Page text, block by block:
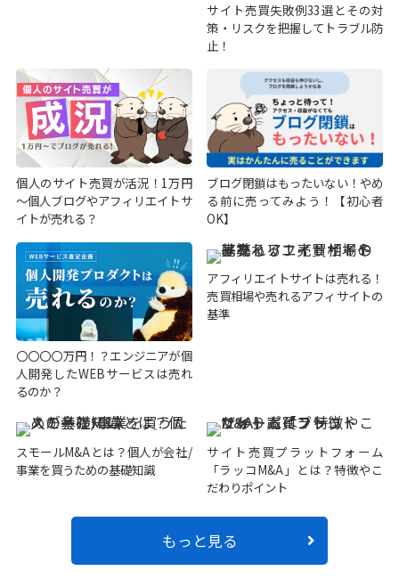
サイト売買失敗例33選とその対
策・リスクを把握してトラブル防
止！
個人のサイト売買が活況！1万円
～個人ブログやアフィリエイトサ
イトが売れる？
ブログ閉鎖はもったいない！やめ
る前に売ってみよう！【初心者
OK】
〇〇〇〇万円！？エンジニアが個
人開発したWEBサービスは売れ
るのか？
アフィリエイトサイトは売れる！
売買相場や売れるアフィサイトの
基準
スモールM&Aとは？個人が会社/
事業を買うための基礎知識
サイト売買プラットフォーム
「ラッコM&A」とは？特徴やこ
だわりポイント
もっと見る